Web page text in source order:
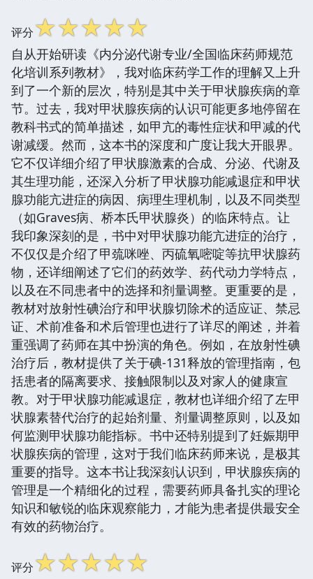
评分☆☆☆☆☆
自从开始研读《内分泌代谢专业/全国临床药师规范
化培训系列教材》，我对临床药学工作的理解又上升
到了一个新的层次，特别是其中关于甲状腺疾病的章
节。过去，我对甲状腺疾病的认识可能更多地停留在
教科书式的简单描述，如甲亢的毒性症状和甲减的代
谢减缓。然而，这本书的深度和广度让我大开眼界。
它不仅详细介绍了甲状腺激素的合成、分泌、代谢及
其生理功能，还深入分析了甲状腺功能减退症和甲状
腺功能亢进症的病因、病理生理机制，以及不同类型
（如Graves病、桥本氏甲状腺炎）的临床特点。让
我印象深刻的是，书中对甲状腺功能亢进症的治疗，
不仅仅是介绍了甲巯咪唑、丙硫氧嘧啶等抗甲状腺药
物，还详细阐述了它们的药效学、药代动力学特点，
以及在不同患者中的选择和剂量调整。更重要的是，
教材对放射性碘治疗和甲状腺切除术的适应证、禁忌
证、术前准备和术后管理也进行了详尽的阐述，并着
重强调了药师在其中扮演的角色。例如，在放射性碘
治疗后，教材提供了关于碘-131释放的管理指南，包
括患者的隔离要求、接触限制以及对家人的健康宣
教。对于甲状腺功能减退症，教材也详细介绍了左甲
状腺素替代治疗的起始剂量、剂量调整原则，以及如
何监测甲状腺功能指标。书中还特别提到了妊娠期甲
状腺疾病的管理，这对于我们临床药师来说，是极其
重要的指导。这本书让我深刻认识到，甲状腺疾病的
管理是一个精细化的过程，需要药师具备扎实的理论
知识和敏锐的临床观察能力，才能为患者提供最安全
有效的药物治疗。
评分☆☆☆☆☆